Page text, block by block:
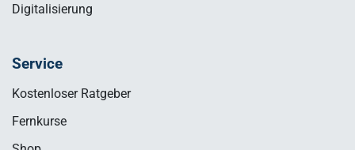
Digitalisierung
Service
Kostenloser Ratgeber
Fernkurse